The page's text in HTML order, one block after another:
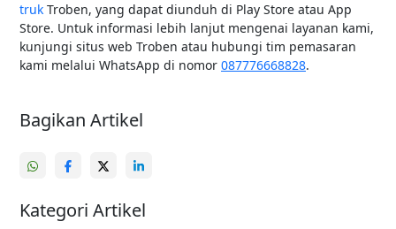
truk Troben, yang dapat diunduh di Play Store atau App
Store. Untuk informasi lebih lanjut mengenai layanan kami,
kunjungi situs web Troben atau hubungi tim pemasaran
kami melalui WhatsApp di nomor 087776668828.
Bagikan Artikel
Kategori Artikel